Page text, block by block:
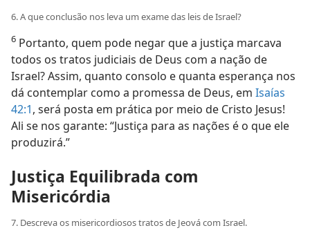
6. A que conclusão nos leva um exame das leis de Israel?
6 Portanto, quem pode negar que a justiça marcava
todos os tratos judiciais de Deus com a nação de
Israel? Assim, quanto consolo e quanta esperança nos
dá contemplar como a promessa de Deus, em Isaías
42:1, será posta em prática por meio de Cristo Jesus!
Ali se nos garante: “Justiça para as nações é o que ele
produzirá.”
Justiça Equilibrada com
Misericórdia
7. Descreva os misericordiosos tratos de Jeová com Israel.